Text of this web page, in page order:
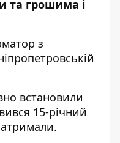
та грошима і
з
встановили
15-річний